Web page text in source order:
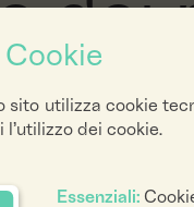
Cookie
sito utilizza cookie
l’utilizzo dei cookie.
Essenziali:
dei